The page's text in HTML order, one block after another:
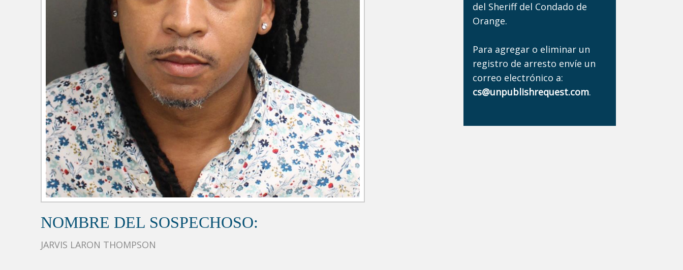
NOMBRE DEL SOSPECHOSO:
JARVIS LARON THOMPSON
del Sheriff del Condado de
Orange.
Para agregar o eliminar un
registro de arresto envíe un
correo electrónico a:
cs@unpublishrequest.com.